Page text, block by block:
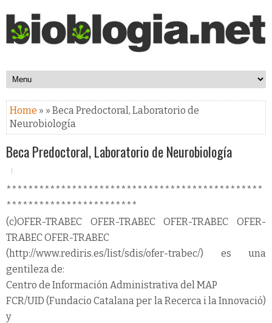
Home » » Beca Predoctoral, Laboratorio de
Neurobiología
Beca Predoctoral, Laboratorio de Neurobiología
***********************************************
************************
(c)OFER-TRABEC OFER-TRABEC OFER-TRABEC OFER-
TRABEC OFER-TRABEC
(http://www.rediris.es/list/sdis/ofer-trabec/) es una
gentileza de:
Centro de Información Administrativa del MAP
FCR/UID (Fundacio Catalana per la Recerca i la Innovació)
y